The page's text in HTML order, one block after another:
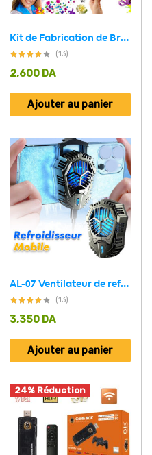
Kit de Fabrication de Bracelets Créatifs pour Filles
(13)
2,600 DA
Ajouter au panier
AL-07 Ventilateur de refroidissement CLIP Arrière pour téléphone portable
(13)
3,350 DA
Ajouter au panier
24% Réduction